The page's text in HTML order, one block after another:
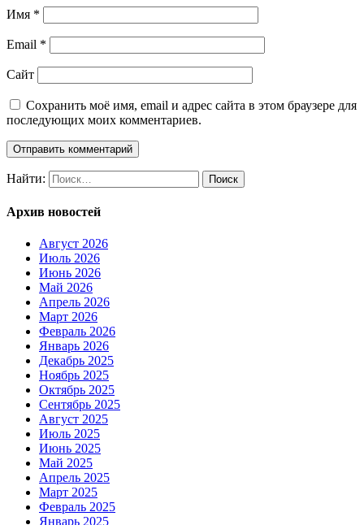
Имя *
Email *
Сайт
Сохранить моё имя, email и адрес сайта в этом браузере для
последующих моих комментариев.
Найти:
Архив новостей
Август 2026
Июль 2026
Июнь 2026
Май 2026
Апрель 2026
Март 2026
Февраль 2026
Январь 2026
Декабрь 2025
Ноябрь 2025
Октябрь 2025
Сентябрь 2025
Август 2025
Июль 2025
Июнь 2025
Май 2025
Апрель 2025
Март 2025
Февраль 2025
Январь 2025